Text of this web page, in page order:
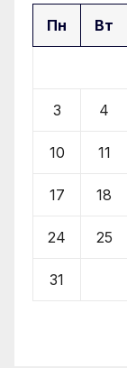
Пн Вт
3 4
10 11
17 18
24 25
31